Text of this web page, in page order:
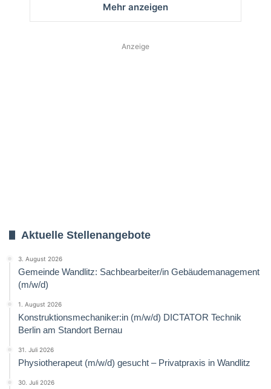
Mehr anzeigen
Anzeige
Aktuelle Stellenangebote
3. August 2026
Gemeinde Wandlitz: Sachbearbeiter/in Gebäudemanagement
(m/w/d)
1. August 2026
Konstruktionsmechaniker:in (m/w/d) DICTATOR Technik
Berlin am Standort Bernau
31. Juli 2026
Physiotherapeut (m/w/d) gesucht – Privatpraxis in Wandlitz
30. Juli 2026